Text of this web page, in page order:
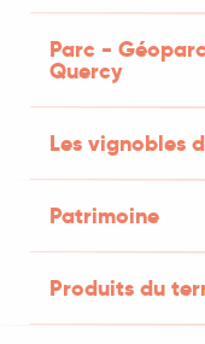
Parc -
Quercy
Les vignobles
Patrimoine
Produits du
+1 PHOTO